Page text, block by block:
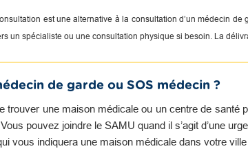
est une alternative à la consultation d’un médecin
un spécialiste ou une consultation physique si besoin. La
de garde ou SOS médecin ?
trouver une maison médicale ou un centre de
pouvez joindre le SAMU quand il s’agit d’une
vous indiquera une maison médicale dans votre ville